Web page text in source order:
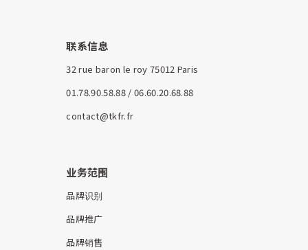
联系信息
32 rue baron le roy 75012 Paris
01.78.90.58.88 / 06.60.20.68.88
contact@tkfr.fr
业务范围
品牌识别
品牌推广
品牌销售